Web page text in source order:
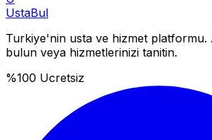
UstaBul
Turkiye'nin usta ve hizmet platformu.
bulun veya hizmetlerinizi tanitin.
%100 Ucretsiz